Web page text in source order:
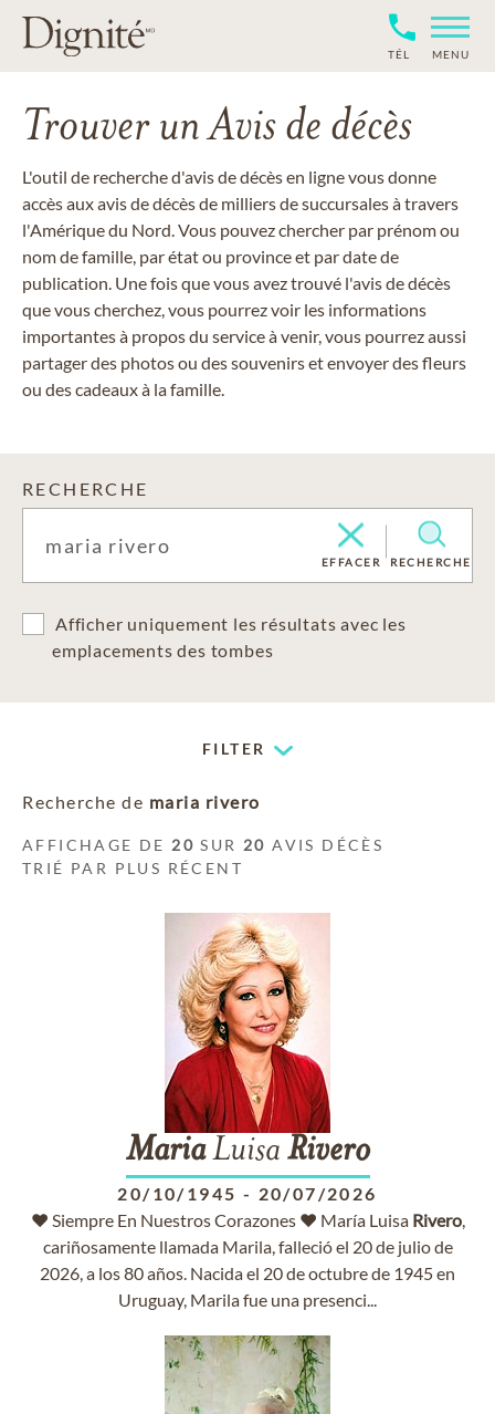
TÉL MENU
Trouver un Avis de décès
L'outil de recherche d'avis de décès en ligne vous donne
accès aux avis de décès de milliers de succursales à travers
l'Amérique du Nord. Vous pouvez chercher par prénom ou
nom de famille, par état ou province et par date de
publication. Une fois que vous avez trouvé l'avis de décès
que vous cherchez, vous pourrez voir les informations
importantes à propos du service à venir, vous pourrez aussi
partager des photos ou des souvenirs et envoyer des fleurs
ou des cadeaux à la famille.
RECHERCHE
EFFACER RECHERCHE
Afficher uniquement les résultats avec les
emplacements des tombes
FILTER
Recherche de maria rivero
AFFICHAGE DE 20 SUR 20 AVIS DÉCÈS
TRIÉ PAR PLUS RÉCENT
MariaLuisa Rivero
20/10/1945 - 20/07/2026
♥ Siempre En Nuestros Corazones ♥ María Luisa Rivero,
cariñosamente llamada Marila, falleció el 20 de julio de
2026, a los 80 años. Nacida el 20 de octubre de 1945 en
Uruguay, Marila fue una presenci...